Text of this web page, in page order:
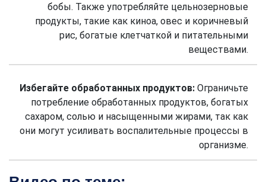
бобы. Также употребляйте цельнозерновые
продукты, такие как киноа, овес и коричневый
рис, богатые клетчаткой и питательными
веществами.
Избегайте обработанных продуктов: Ограничьте
потребление обработанных продуктов, богатых
сахаром, солью и насыщенными жирами, так как
они могут усиливать воспалительные процессы в
организме.